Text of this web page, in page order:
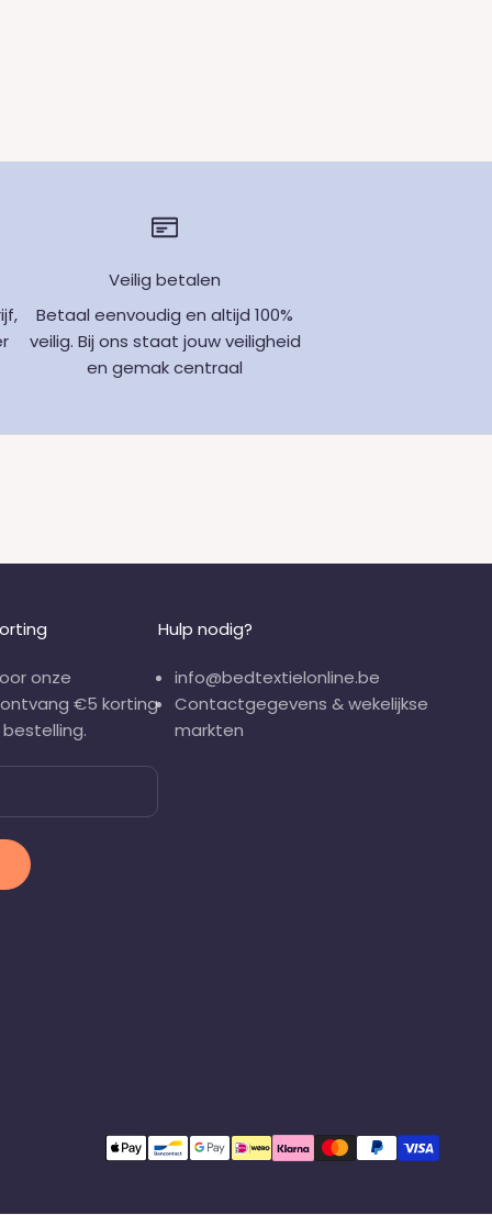
Veilig betalen
Betaal eenvoudig en altijd 100%
veilig. Bij ons staat jouw veiligheid
en gemak centraal
onze
€5 korting
Hulp nodig?
info@bedtextielonline.be
Contactgegevens & wekelijkse
markten